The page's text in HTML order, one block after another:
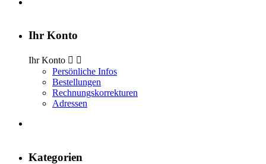
Ihr Konto
Ihr Konto  
Persönliche Infos
Bestellungen
Rechnungskorrekturen
Adressen
Kategorien